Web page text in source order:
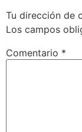
Tu dirección de
Los campos
Comentario *